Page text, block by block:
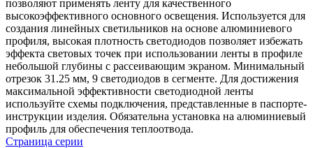
позволяют применять ленту для качественного
высокоэффективного основного освещения. Используется для
создания линейных светильников на основе алюминиевого
профиля, высокая плотность светодиодов позволяет избежать
эффекта световых точек при использовании ленты в профиле
небольшой глубины с рассеивающим экраном. Минимальный
отрезок 31.25 мм, 9 светодиодов в сегменте. Для достижения
максимальной эффективности светодиодной ленты
используйте схемы подключения, представленные в паспорте-
инструкции изделия. Обязательна установка на алюминиевый
профиль для обеспечения теплоотвода.
Страница серии